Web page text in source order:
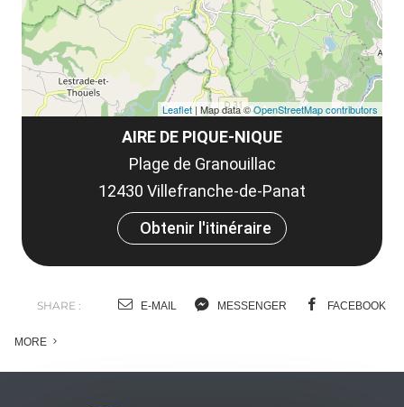
AIRE DE PIQUE-NIQUE
Plage de Granouillac
12430 Villefranche-de-Panat
Obtenir l'itinéraire
Leaflet| Map data ©OpenStreetMap contributors
SHARE : E-MAIL MESSENGER FACEBOOK
MORE